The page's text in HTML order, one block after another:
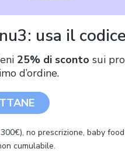
:131 x 90 x 100 cm
:24 V
usa il codice
25% di sconto sui
d’ordine.
no prescrizione, baby
cumulabile.